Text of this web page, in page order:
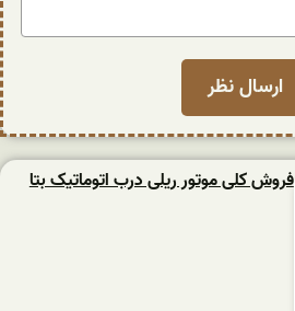
فروش کلی موتور ریلی درب اتوماتیک بتا